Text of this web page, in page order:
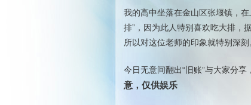
我的高中坐落在金山区张堰镇，
排”，因为此人特别喜欢吃大排，
所以对这位老师的印象就特别深刻
今日无意间翻出“旧账”与大家分
意，仅供娱乐